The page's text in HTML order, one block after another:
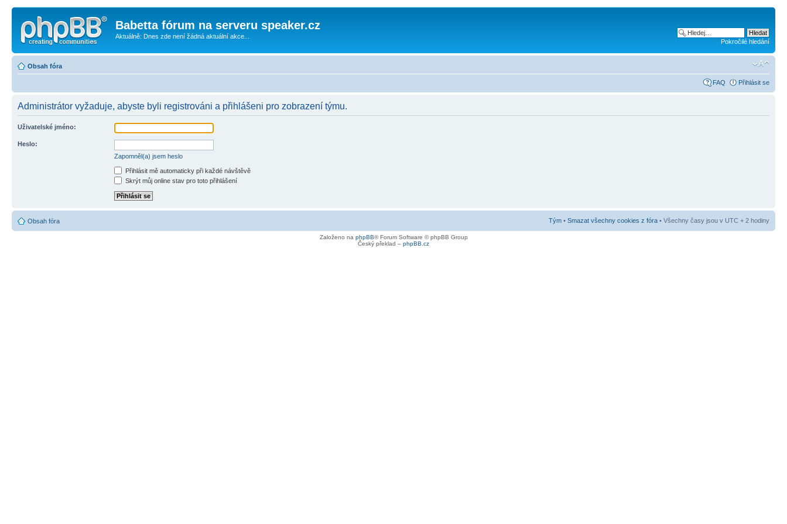
Babetta fórum na serveru speaker.cz
Aktuálně: Dnes zde není žádná aktuální akce...
Pokročilé hledání
Obsah fóra
FAQ Přihlásit se
Administrátor vyžaduje, abyste byli registrováni a přihlášeni pro zobrazení týmu.
Uživatelské jméno:
Heslo:
Zapomněl(a) jsem heslo
Přihlásit mě automaticky při každé návštěvě
Skrýt můj online stav pro toto přihlášení
Obsah fóra Tým • Smazat všechny cookies z fóra • Všechny časy jsou v UTC + 2 hodiny
Založeno na phpBB® Forum Software © phpBB Group
Český překlad – phpBB.cz